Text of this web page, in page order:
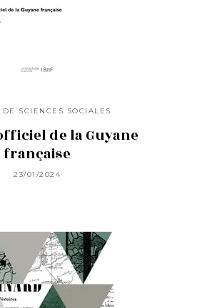
DE SCIENCES SOCIALES
de la Guyane
française
23/01/2024